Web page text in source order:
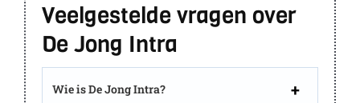
Veelgestelde vragen over
De Jong Intra
Wie is De Jong Intra?